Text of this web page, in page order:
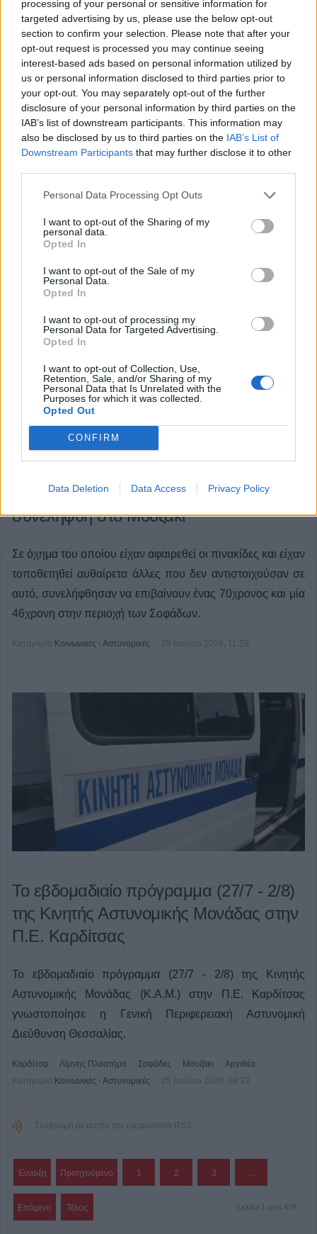
processing of your personal or sensitive information for
targeted advertising by us, please use the below opt-out
section to confirm your selection. Please note that after your
opt-out request is processed you may continue seeing
interest-based ads based on personal information utilized by
us or personal information disclosed to third parties prior to
your opt-out. You may separately opt-out of the further
disclosure of your personal information by third parties on the
IAB’s list of downstream participants. This information may
also be disclosed by us to third parties on the IAB’s List of
Downstream Participants that may further disclose it to other
Personal Data Processing Opt Outs
I want to opt-out of the Sharing of my
personal data.
Opted In
I want to opt-out of the Sale of my
Personal Data.
Opted In
I want to opt-out of processing my
Personal Data for Targeted Advertising.
Opted In
I want to opt-out of Collection, Use,
Retention, Sale, and/or Sharing of my
Personal Data that Is Unrelated with the
Purposes for which it was collected.
Opted Out
CONFIRM
Data Deletion Data Access Privacy Policy
Συνελήφθησαν την Τρίτη (28/7) στην Καρδίτσα, από
αστυνομικούς του Τμήματος Δίωξης και Εξιχνίασης
Εγκλημάτων Καρδίτσας και της Ομάδας Δίκυκλης
Αστυνόμευσης (ΔΙ.ΑΣ.) Καρδίτσας, τέσσρις νεαροί, από
τους οποίους ένας 22χρονος και τρεις ανήλικοι, σε βάρος
των οποίων σχηματίστηκε δικογραφία για τα αδικήματα της
κυκλοφορίας πλαστών νομισμάτων και άλλων μέσων
Καρδίτσα Κατηγορία Κοινωνικές - Αστυνομικές
29 Ιουλίου 2026, 12:35
περιοχή των Σοφάδων-Φυγόποινος
συνελήφθη στο Μουζάκι
Σε όχημα του οποίου είχαν αφαιρεθεί οι πινακίδες και είχαν
τοποθετηθεί αυθαίρετα άλλες που δεν αντιστοιχούσαν σε
αυτό, συνελήφθησαν να επιβαίνουν ένας 70χρονος και μία
46χρονη στην περιοχή των Σοφάδων.
Κατηγορία Κοινωνικές - Αστυνομικές 29 Ιουλίου 2026, 11:59
Το εβδομαδιαίο πρόγραμμα (27/7 - 2/8)
της Κινητής Αστυνομικής Μονάδας στην
Π.Ε. Καρδίτσας
Το εβδομαδιαίο πρόγραμμα (27/7 - 2/8) της Κινητής
Αστυνομικής Μονάδας (Κ.Α.Μ.) στην Π.Ε. Καρδίτσας
γνωστοποίησε η Γενική Περιφερειακή Αστυνομική
Διεύθυνση Θεσσαλίας.
Καρδίτσα Λίμνης Πλαστήρα Σοφάδες Μουζάκι
Αργιθέα
Κατηγορία Κοινωνικές - Αστυνομικές 25 Ιουλίου 2026, 08:33
Συνδρομή σε αυτήν την τροφοδοσία RSS
Έναρξη Προηγούμενο 1 2 3 …
Επόμενο Τέλος Σελίδα 1 από 478